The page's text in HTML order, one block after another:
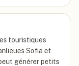
touristiques
Sofia et
générer petits